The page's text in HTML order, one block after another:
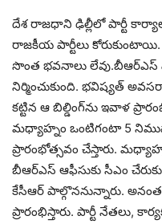
దేశ రాజధాని ఢిల్లీలో పార్టీ
రాజకీయ పార్టీలు
సొంత భవనాలు లేవు.బీఆర్‌ఎస్
నిర్మించుకుంది. భవిష్యత్
కట్టిన ఆ బిల్డింగ్‌ను ఇవాళ
మధ్యాహ్నం ఒంటిగంటా 5
ప్రారంభోత్సవం చేస్తారు.
బీఆర్ఎస్ ఆఫీసుకు సీఎం
కేసీఆర్ పాల్గొననున్నారు.
ప్రారంభిస్తారు. పార్టీ నేతలు,